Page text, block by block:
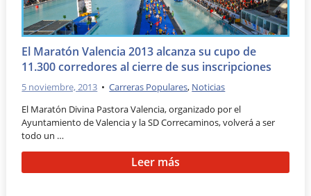
El Maratón Valencia 2013 alcanza su cupo de
11.300 corredores al cierre de sus inscripciones
5 noviembre, 2013 •Carreras Populares, Noticias
El Maratón Divina Pastora Valencia, organizado por el
Ayuntamiento de Valencia y la SD Correcaminos, volverá a ser
todo un …
Leer más